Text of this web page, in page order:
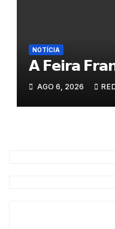
NOTÍCIA
𝗔 𝗙𝗲𝗶𝗿𝗮
AGO 6, 2026